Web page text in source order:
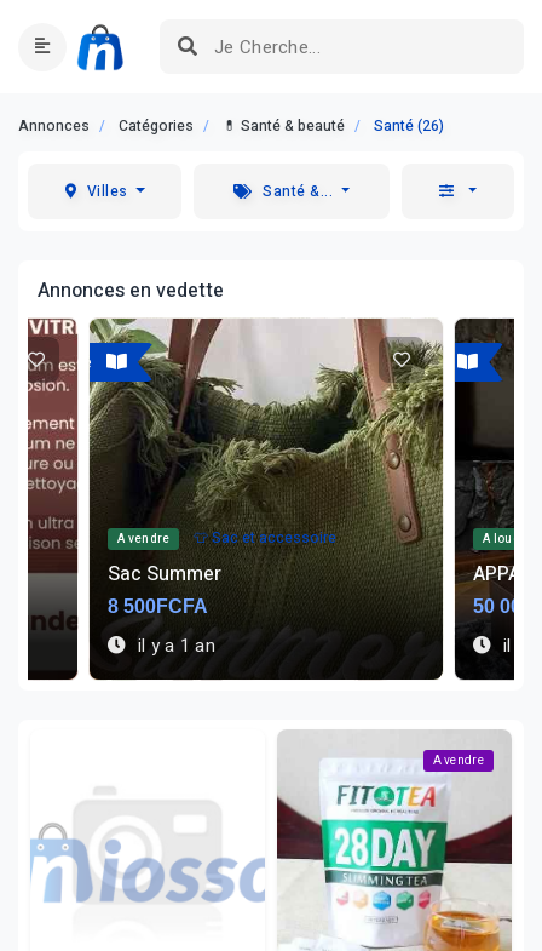
Annonces Catégories 💊 Santé & beauté Santé (26)
Villes Santé &...
Annonces en vedette
A vendre
A vendre 👕 Sac et accessoire
Sac Summer
8 500FCFA
il y a 1 an
A louer
A louer
50
il y
A vendre